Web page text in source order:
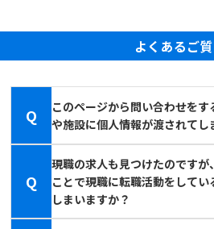
よくあるご
Q
このページから問い合わせをす
や施設に個人情報が渡されてし
Q
現職の求人も見つけたのですが
ことで現職に転職活動をしてい
しまいますか？